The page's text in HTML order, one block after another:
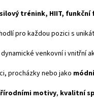
silový trénink, HIIT, funkční
pro každou pozici s
venkovní i vnitřní
procházky nebo jako
motivy, kvalitní